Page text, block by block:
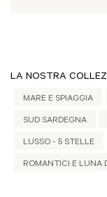
LA NOSTRA
MARE E SPIAGGIA
SUD SARDEGNA
LUSSO - 5 STELLE
ROMANTICI E LUNA